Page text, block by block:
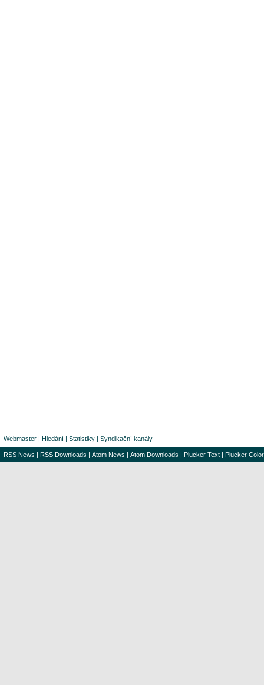
Webmaster | Hledání | Statistiky | Syndikační kanály
RSS News | RSS Downloads | Atom News | Atom Downloads | Plucker Text | Plucker Color